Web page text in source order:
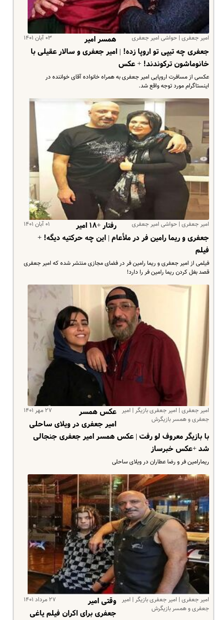
امیر جعفری | حواشی امیر جعفری ۰۳ آبان ۱۴۰۱
همسر امیر
جعفری چه تیپی تو اروپا زده! | امیر جعفری و سالار عقیلی با
خانوماشون ترکوندند! + عکس
عکسی از مسافرت اروپایی امیر جعفری به همراه خانواده آقای خواننده در
اینستاگرام مورد توجه واقع شد.
امیر جعفری | حواشی امیر جعفری ۰۱ آبان ۱۴۰۱
رفتار +۱۸ امیر
جعفری و ریما رامین فر در ملأعام | این چه حرکتیه دیگه! +
فیلم
فیلمی از امیر جعفری و ریما رامین فر در فضای مجازی منتشر شده که امیر جعفری
قصد بغل کردن ریما رامین فر را دارد!
امیر جعفری | امیر جعفری بازیگر | امیر
جعفری و همسر بازیگرش
۲۷ مهر ۱۴۰۱
عکس همسر
امیر جعفری در ویلای ساحلی
با بازیگر معروف لو رفت | عکس همسر امیر جعفری جنجالی
شد +عکس خبرساز
ریمارامین‌ فر و رضا عطاران در ویلای ساحلی
امیر جعفری | امیر جعفری بازیگر | امیر
جعفری و همسر بازیگرش
۲۷ مرداد ۱۴۰۱
وقتی امیر
جعفری برای اکران فیلم یاغی